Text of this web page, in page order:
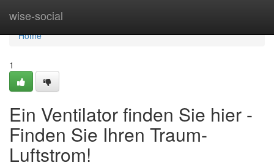
wise-social
Home
Home
1
Ein Ventilator finden Sie hier -
Finden Sie Ihren Traum-
Luftstrom!